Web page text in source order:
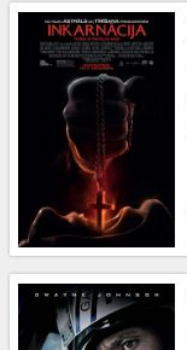
B2B
Kino
Klubs